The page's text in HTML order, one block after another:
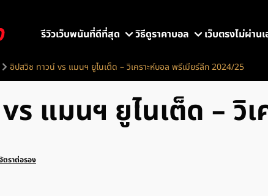
รีวิวเว็บพนันที่ดีที่สุด วิธีดูราคาบอล เว็บตรงไม่ผ่าน
อิปสวิช ทาวน์ vs แมนฯ ยูไนเต็ด – วิเคราะห์บอล พรีเมียร์ลีก 2024/25
แมนฯ ยูไนเต็ด – วิ
ตราต่อรอง